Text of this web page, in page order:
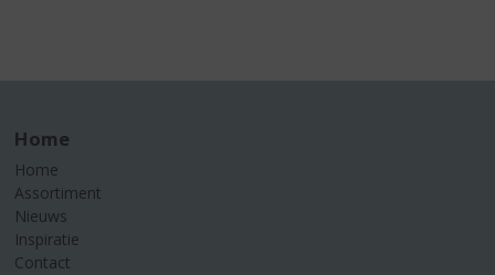
Home
Home
Assortiment
Nieuws
Inspiratie
Contact